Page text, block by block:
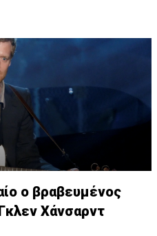
ο βραβευμένος
Χάνσαρντ